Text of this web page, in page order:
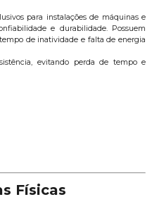
para instalações de máquinas e
e durabilidade. Possuem
de inatividade e falta de energia
evitando perda de tempo e
Físicas